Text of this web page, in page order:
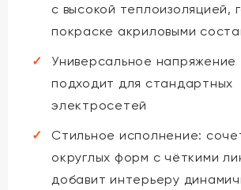
с высокой теплоизоляцией,
покраске акриловыми
Универсальное напряжение
подходит для стандартных
электросетей
Стильное исполнение:
округлых форм с чёткими
добавит интерьеру